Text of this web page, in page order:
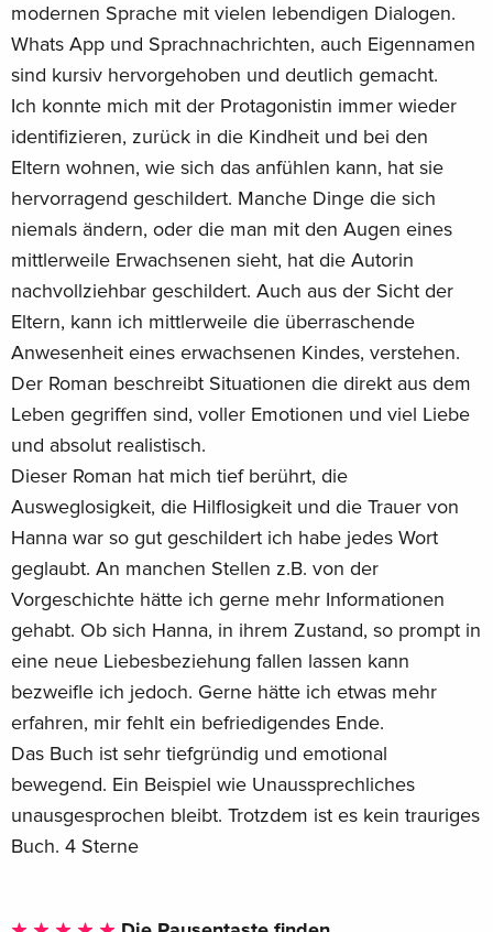
modernen Sprache mit vielen lebendigen Dialogen.
Whats App und Sprachnachrichten, auch Eigennamen
sind kursiv hervorgehoben und deutlich gemacht.
Ich konnte mich mit der Protagonistin immer wieder
identifizieren, zurück in die Kindheit und bei den
Eltern wohnen, wie sich das anfühlen kann, hat sie
hervorragend geschildert. Manche Dinge die sich
niemals ändern, oder die man mit den Augen eines
mittlerweile Erwachsenen sieht, hat die Autorin
nachvollziehbar geschildert. Auch aus der Sicht der
Eltern, kann ich mittlerweile die überraschende
Anwesenheit eines erwachsenen Kindes, verstehen.
Der Roman beschreibt Situationen die direkt aus dem
Leben gegriffen sind, voller Emotionen und viel Liebe
und absolut realistisch.
Dieser Roman hat mich tief berührt, die
Ausweglosigkeit, die Hilflosigkeit und die Trauer von
Hanna war so gut geschildert ich habe jedes Wort
geglaubt. An manchen Stellen z.B. von der
Vorgeschichte hätte ich gerne mehr Informationen
gehabt. Ob sich Hanna, in ihrem Zustand, so prompt in
eine neue Liebesbeziehung fallen lassen kann
bezweifle ich jedoch. Gerne hätte ich etwas mehr
erfahren, mir fehlt ein befriedigendes Ende.
Das Buch ist sehr tiefgründig und emotional
bewegend. Ein Beispiel wie Unaussprechliches
unausgesprochen bleibt. Trotzdem ist es kein trauriges
Buch. 4 Sterne